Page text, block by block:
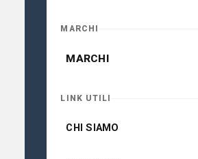
MARCHI
MARCHI
LINK UTILI
CHI SIAMO